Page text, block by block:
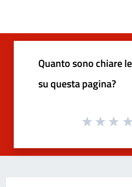
Quanto sono chiare
su questa pagina?